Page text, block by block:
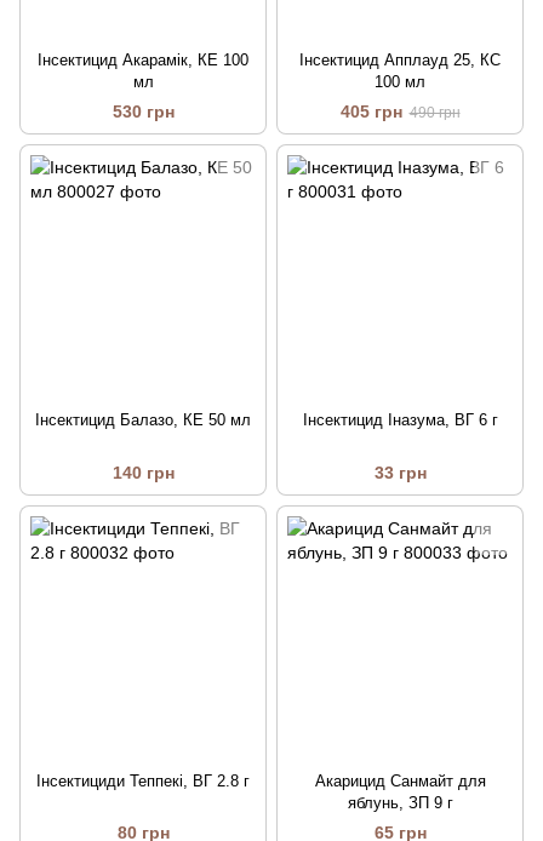
Інсектицид Акарамік, КЕ 100
мл
530 грн
Інсектицид Апплауд 25, КС
100 мл
405 грн 490 грн
Інсектицид Балазо, КЕ 50 мл
140 грн
Інсектицид Іназума, ВГ 6 г
33 грн
Інсектициди Теппекі, ВГ 2.8 г
80 грн
Акарицид Санмайт для
яблунь, ЗП 9 г
65 грн